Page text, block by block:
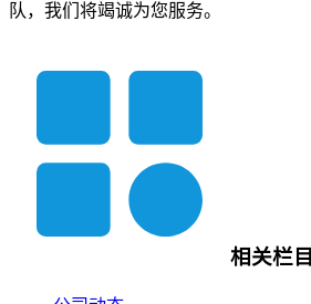
队，我们将竭诚为您服务。
相关栏目